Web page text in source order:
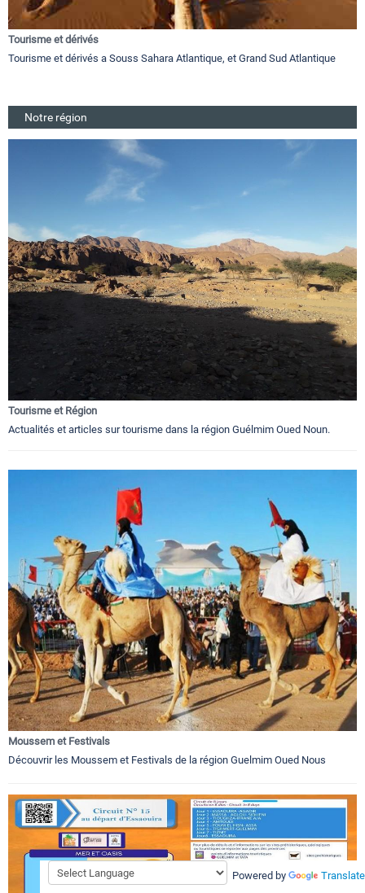
Tourisme et dérivés
Tourisme et dérivés a Souss Sahara Atlantique, et Grand Sud Atlantique
Notre région
Tourisme et Région
Actualités et articles sur tourisme dans la région Guélmim Oued Noun.
Moussem et Festivals
Découvrir les Moussem et Festivals de la région Guelmim Oued Nous
Powered by Translate